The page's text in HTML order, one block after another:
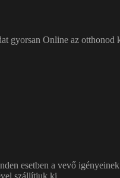
gyorsan Online az otthonod
esetben a vevő igényeinek
szállítjuk ki.